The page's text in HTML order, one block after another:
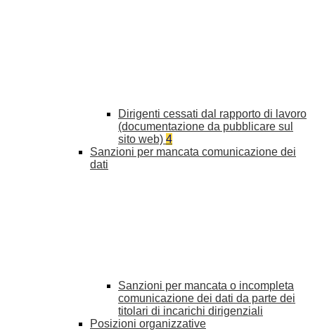
Dirigenti cessati dal rapporto di lavoro
(documentazione da pubblicare sul
sito web) 4
Sanzioni per mancata comunicazione dei
dati
Sanzioni per mancata o incompleta
comunicazione dei dati da parte dei
titolari di incarichi dirigenziali
Posizioni organizzative